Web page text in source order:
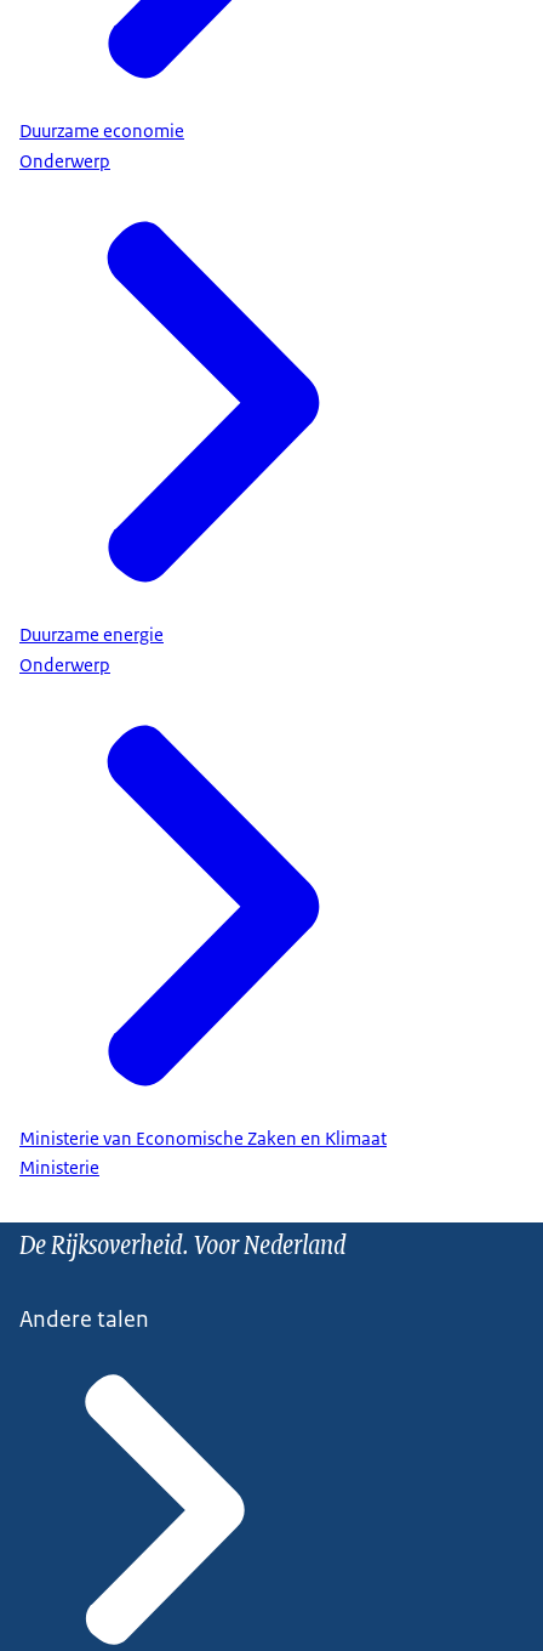
Duurzame economie
Onderwerp
Duurzame energie
Onderwerp
Ministerie van Economische Zaken en Klimaat
Ministerie
De Rijksoverheid. Voor Nederland
Andere talen